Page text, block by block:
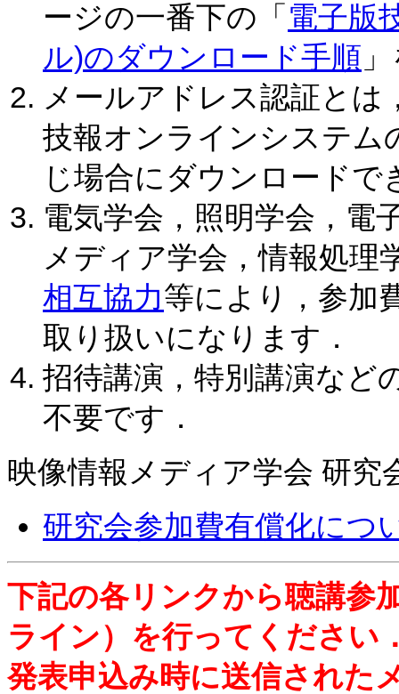
ージの一番下の「 電子版
ル)のダウンロード手順
メールアドレス認証とは
技報オンラインシステム
じ場合にダウンロードで
電気学会，照明学会，電
メディア学会，情報処理
相互協力等により，参加
取り扱いになります．
招待講演，特別講演など
不要です．
映像情報メディア学会 研究
研究会参加費有償化につ
下記の各リンクから聴講参
ライン）を行ってください
発表申込み時に送信された